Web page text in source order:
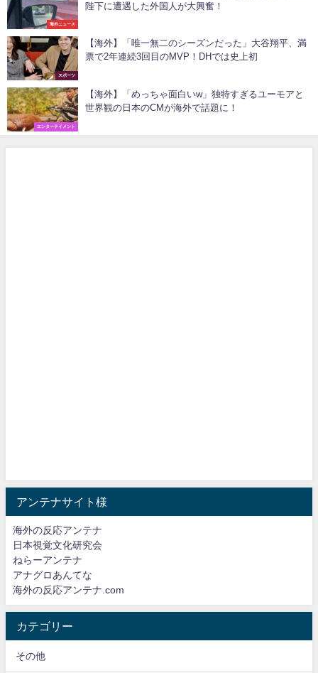
海外ニュース
陛下に遭遇した外国人が大興奮！
スポーツ
【海外】「唯一無二のシーズンだった」大谷翔平、満
票で2年連続3回目のMVP！DHでは史上初
エンターテイメント
【海外】「めっちゃ面白いw」独特すぎるユーモアと
世界観の日本のCMが海外で話題に！
アンテナサイト様
海外の反応アンテナ
日本視覚文化研究会
ねらーアンテナ
アナグロあんてな
海外の反応アンテナ.com
カテゴリー
その他